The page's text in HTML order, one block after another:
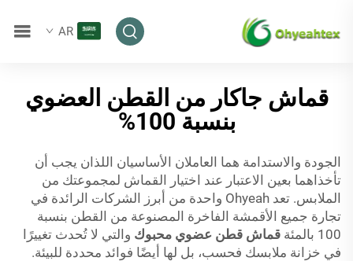
AR
قماش جاكار من القطن العضوي
بنسبة 100%
الجودة والاستدامة هما العاملان الأساسيان اللذان يجب أن
تأخذاهما بعين الاعتبار عند اختيار القماش لمجموعتك من
الملابس. تعد Ohyeah واحدة من أبرز الشركات الرائدة في
تجارة جميع الأقمشة الفاخرة المصنوعة من القطن بنسبة
100 بالمئة
قماش قطن عضوي محبوك والتي لا تُحدث تغييرًا
في خزانة ملابسك فحسب، بل لها أيضًا فوائد محددة للبيئة.